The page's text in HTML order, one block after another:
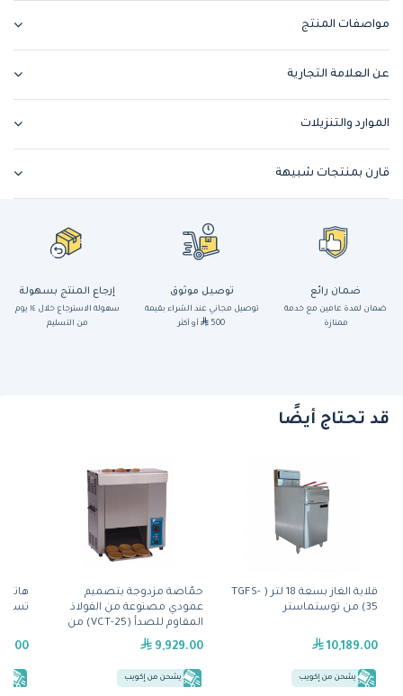
مواصفات المنتج
عن العلامة التجارية
الموارد والتنزيلات
قارن بمنتجات شبيهة
ضمان رائع
ضمان لمدة عامين مع خدمة
ممتازة
توصيل موثوق
توصيل مجاني عند الشراء بقيمة
500
أو أكثر
إرجاع المنتج بسهولة
سهولة الاسترجاع خلال ١٤ يوم
من التسليم
قد تحتاج أيضًا
قلاية الغاز بسعة 18 لتر ( TGFS-
35) من توستماستر
10,189.00
يشحن من إكويب
حمّاصة مزدوجة بتصميم
عمودي مصنوعة من الفولاذ
المقاوم للصدأ (VCT-25) من
آنتونز
9,929.00
يشحن من إكويب